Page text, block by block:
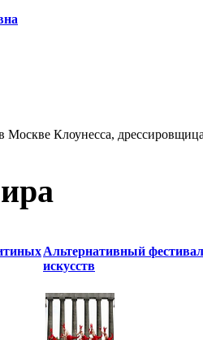
Москве Клоунесса,
Альтернативный
искусств